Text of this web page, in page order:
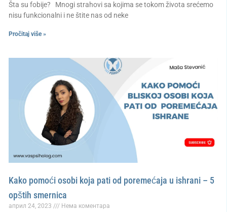
Šta su fobije? Mnogi strahovi sa kojima se tokom života srećemo
nisu funkcionalni i ne štite nas od neke
Pročitaj više »
Kako pomoći osobi koja pati od poremećaja u ishrani – 5
opštih smernica
април 24, 2023 Нема коментара